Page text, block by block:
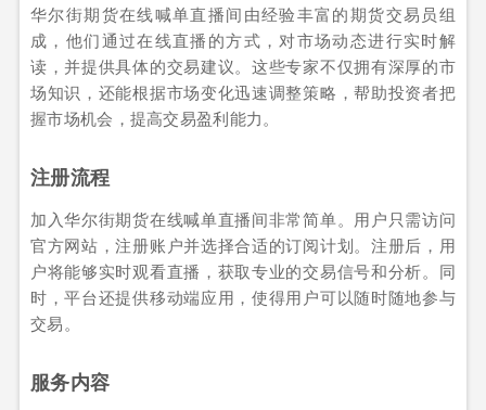
华尔街期货在线喊单直播间由经验丰富的期货交易员组
成，他们通过在线直播的方式，对市场动态进行实时解
读，并提供具体的交易建议。这些专家不仅拥有深厚的市
场知识，还能根据市场变化迅速调整策略，帮助投资者把
握市场机会，提高交易盈利能力。
注册流程
加入华尔街期货在线喊单直播间非常简单。用户只需访问
官方网站，注册账户并选择合适的订阅计划。注册后，用
户将能够实时观看直播，获取专业的交易信号和分析。同
时，平台还提供移动端应用，使得用户可以随时随地参与
交易。
服务内容